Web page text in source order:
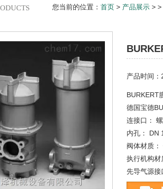
您当前的位置： 首页 > 产品展示 > >
产品时间
BURKERT
德国宝德
连接口：
内孔： DN
阀体材质
执行机构材
先导气源
密封材质